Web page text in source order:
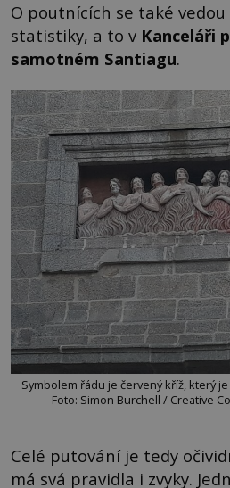
O poutnících se také
statistiky, a to v Kanceláři
samotném Santiagu.
Symbolem řádu je červený kříž, který
Foto: Simon Burchell / Creative
Celé putování je tedy
má svá pravidla i zvyky.